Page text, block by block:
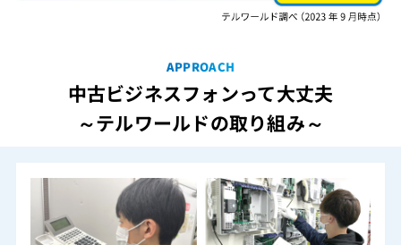
APPROACH
中古ビジネスフォンって大丈夫
～テルワールドの取り組み～